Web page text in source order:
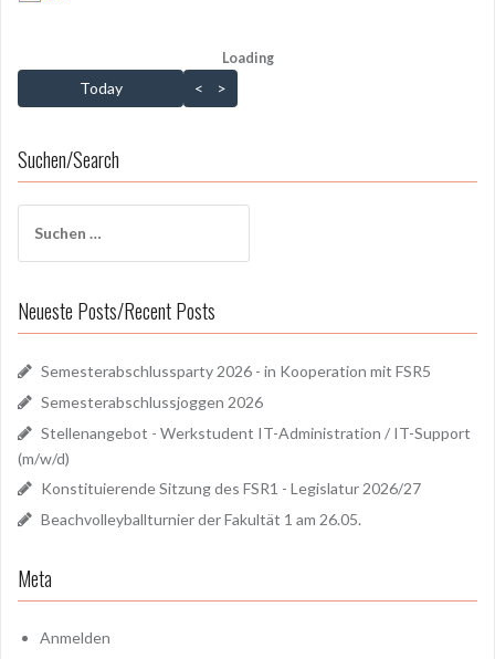
Loading - current view is dayGridMonth
Loading
Today < >
Suchen/Search
nach:
Neueste Posts/Recent Posts
Semesterabschlussparty 2026 - in Kooperation mit FSR5
Semesterabschlussjoggen 2026
Stellenangebot - Werkstudent IT-Administration / IT-Support
(m/w/d)
Konstituierende Sitzung des FSR1 - Legislatur 2026/27
Beachvolleyballturnier der Fakultät 1 am 26.05.
Meta
Anmelden